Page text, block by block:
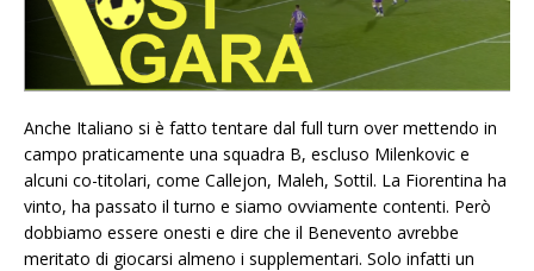
Anche Italiano si è fatto tentare dal full turn over mettendo in
campo praticamente una squadra B, escluso Milenkovic e
alcuni co-titolari, come Callejon, Maleh, Sottil. La Fiorentina ha
vinto, ha passato il turno e siamo ovviamente contenti. Però
dobbiamo essere onesti e dire che il Benevento avrebbe
meritato di giocarsi almeno i supplementari. Solo infatti un